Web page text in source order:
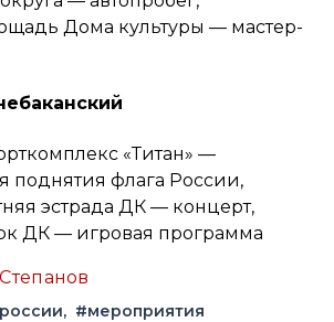
Дома культуры — мастер-
«Титан» —
поднятия флага России,
эстрада ДК — концерт,
ДК — игровая программа
#мероприятия